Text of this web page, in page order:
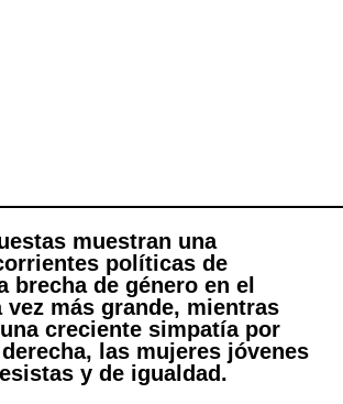
muestran una
políticas de
de género en el
más grande, mientras
creciente simpatía por
las mujeres jóvenes
y de igualdad.